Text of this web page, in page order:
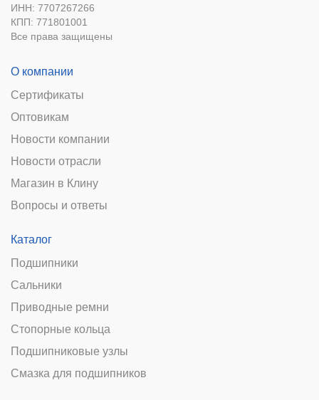
ИНН: 7707267266
КПП: 771801001
Все права защищены
О компании
Сертификаты
Оптовикам
Новости компании
Новости отрасли
Магазин в Клину
Вопросы и ответы
Каталог
Подшипники
Сальники
Приводные ремни
Стопорные кольца
Подшипниковые узлы
Смазка для подшипников